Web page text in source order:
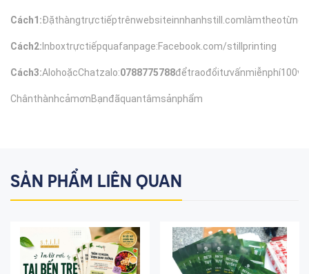
Cách1:Đặthàngtrựctiếptrênwebsite
Cách2: Inboxtrựctiếpquafanpage:Facebook.com/stillprinting
Cách3:AlohoặcChatzalo:0788775788
ChânthànhcảmơnBạnđãquantâmsảnphẩm
SẢN PHẨM LIÊN QUAN